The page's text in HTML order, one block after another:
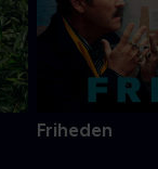
Friheden